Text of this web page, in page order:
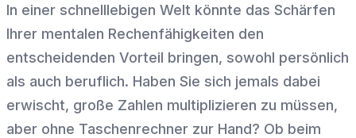
In einer schnelllebigen Welt könnte das Schärfen
Ihrer mentalen Rechenfähigkeiten den
entscheidenden Vorteil bringen, sowohl persönlich
als auch beruflich. Haben Sie sich jemals dabei
erwischt, große Zahlen multiplizieren zu müssen,
aber ohne Taschenrechner zur Hand? Ob beim